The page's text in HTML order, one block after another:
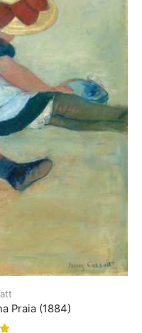
Praia (1884)